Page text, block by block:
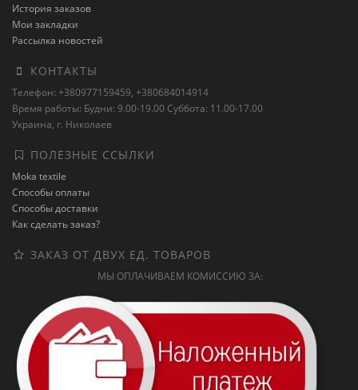
История заказов
Мои закладки
Рассылка новостей
КОНТАКТЫ
Телефон: +380977159459, +380684014914
Время работы: Будни: 9.00-19.00 Суббота: 11.00-17.00
Украина, г. Николаев
ПОЛЕЗНЫЕ ССЫЛКИ
Moka textile
Способы оплаты
Способы доставки
Как сделать заказ?
ЗАКАЗ ОТ ДВУХ ЕД. ТОВАРОВ
МЫ ОПЛАЧИВАЕМ КОМИССИЮ ЗА: